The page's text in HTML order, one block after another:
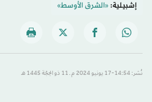
إشبيلية:«الشرق الأوسط»
نُشر: 14:54-17 يونيو 2024 م ـ 11 ذو الحِجّة 1445 هـ